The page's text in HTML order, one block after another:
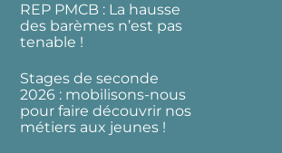
REP PMCB : La hausse
des barèmes n’est pas
tenable !
Stages de seconde
2026 : mobilisons-nous
pour faire découvrir nos
métiers aux jeunes !